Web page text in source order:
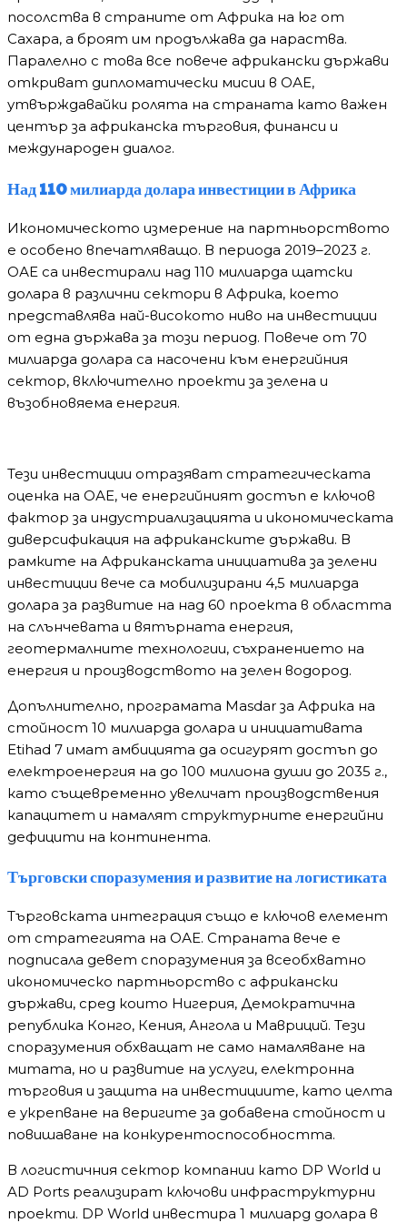
посолства в страните от Африка на юг от
Сахара, а броят им продължава да нараства.
Паралелно с това все повече африкански държави
откриват дипломатически мисии в ОАЕ,
утвърждавайки ролята на страната като важен
център за африканска търговия, финанси и
международен диалог.
Над 110 милиарда долара инвестиции в Африка
Икономическото измерение на партньорството
е особено впечатляващо. В периода 2019–2023 г.
ОАЕ са инвестирали над 110 милиарда щатски
долара в различни сектори в Африка, което
представлява най-високото ниво на инвестиции
от една държава за този период. Повече от 70
милиарда долара са насочени към енергийния
сектор, включително проекти за зелена и
възобновяема енергия.
Тези инвестиции отразяват стратегическата
оценка на ОАЕ, че енергийният достъп е ключов
фактор за индустриализацията и икономическата
диверсификация на африканските държави. В
рамките на Африканската инициатива за зелени
инвестиции вече са мобилизирани 4,5 милиарда
долара за развитие на над 60 проекта в областта
на слънчевата и вятърната енергия,
геотермалните технологии, съхранението на
енергия и производството на зелен водород.
Допълнително, програмата Masdar за Африка на
стойност 10 милиарда долара и инициативата
Etihad 7 имат амбицията да осигурят достъп до
електроенергия на до 100 милиона души до 2035 г.,
като същевременно увеличат производствения
капацитет и намалят структурните енергийни
дефицити на континента.
Търговски споразумения и развитие на логистиката
Търговската интеграция също е ключов елемент
от стратегията на ОАЕ. Страната вече е
подписала девет споразумения за всеобхватно
икономическо партньорство с африкански
държави, сред които Нигерия, Демократична
република Конго, Кения, Ангола и Мавриций. Тези
споразумения обхващат не само намаляване на
митата, но и развитие на услуги, електронна
търговия и защита на инвестициите, като целта
е укрепване на веригите за добавена стойност и
повишаване на конкурентоспособността.
В логистичния сектор компании като DP World и
AD Ports реализират ключови инфраструктурни
проекти. DP World инвестира 1 милиард долара в